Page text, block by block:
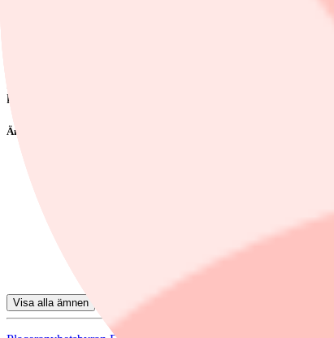
Handelsbanken Capital Markets sänker sin långsiktiga
kortsiktiga rekommendation, på tre månaders sikt, för
Ämnen i artikeln
Volvo Car
Ambea
Visa alla ämnen